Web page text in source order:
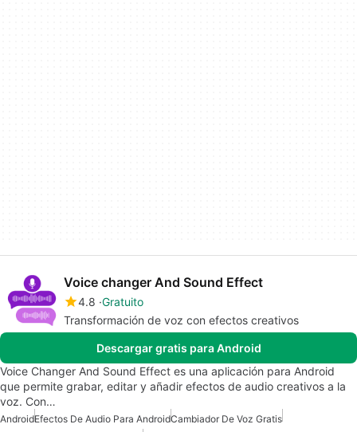
Voice changer And Sound Effect
4.8 Gratuito
Transformación de voz con efectos creativos
Descargar gratis para Android
Voice Changer And Sound Effect es una aplicación para Android
que permite grabar, editar y añadir efectos de audio creativos a la
voz. Con…
AndroidEfectos De Audio Para AndroidCambiador De Voz Gratis